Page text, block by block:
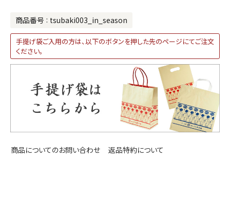
商品番号 tsubaki003_in_season
手提げ袋ご入用の方は、以下のボタンを押した先のページにてご注文
ください。
商品についてのお問い合わせ 返品特約について